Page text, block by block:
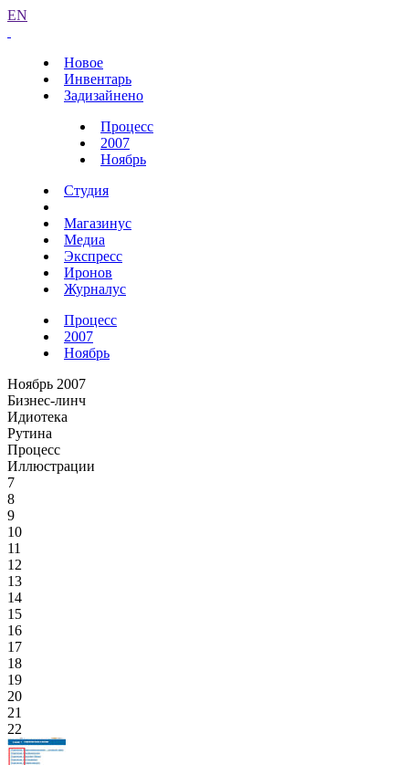
EN
Новое
Инвентарь
Задизайнено
Процесс
2007
Ноябрь
Студия
Магазинус
Медиа
Экспресс
Иронов
Журналус
Процесс
2007
Ноябрь
Ноябрь 2007
Бизнес-линч
Идиотека
Рутина
Процесс
Иллюстрации
7
8
9
10
11
12
13
14
15
16
17
18
19
20
21
22